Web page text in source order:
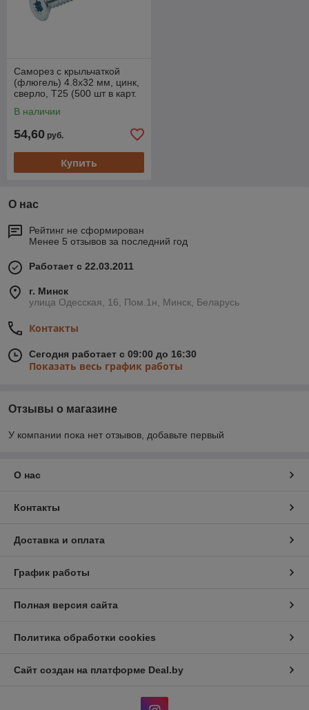
Саморез с крыльчаткой
(флюгель) 4.8х32 мм, цинк,
сверло, T25 (500 шт в карт.
В наличии
54,60 руб.
Купить
О нас
Рейтинг не сформирован
Менее 5 отзывов за последний год
Работает с 22.03.2011
г. Минск
улица Одесская, 16, Пом.1н, Минск, Беларусь
Контакты
Сегодня работает с 09:00 до 16:30
Показать весь график работы
Отзывы о магазине
У компании пока нет отзывов, добавьте первый
О нас
Контакты
Доставка и оплата
График работы
Полная версия сайта
Политика обработки cookies
Сайт создан на платформе Deal.by